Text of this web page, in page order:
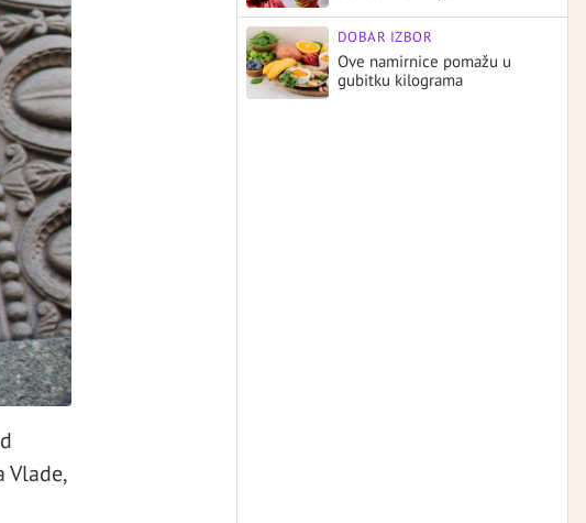
DOBAR IZBOR
Ove namirnice pomažu u
gubitku kilograma